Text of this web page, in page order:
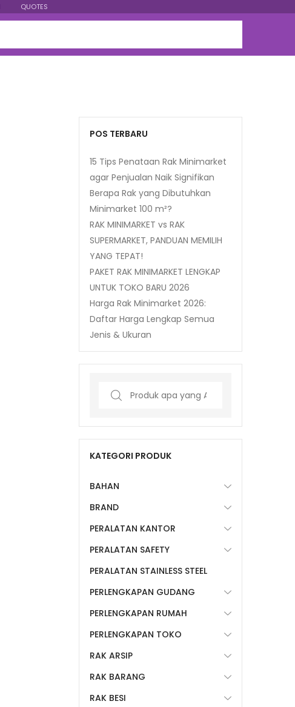
QUOTES
POS TERBARU
15 Tips Penataan Rak Minimarket
agar Penjualan Naik Signifikan
Berapa Rak yang Dibutuhkan
Minimarket 100 m²?
RAK MINIMARKET vs RAK
SUPERMARKET, PANDUAN MEMILIH
YANG TEPAT!
PAKET RAK MINIMARKET LENGKAP
UNTUK TOKO BARU 2026
Harga Rak Minimarket 2026:
Daftar Harga Lengkap Semua
Jenis & Ukuran
Search
KATEGORI PRODUK
BAHAN
BRAND
PERALATAN KANTOR
PERALATAN SAFETY
PERALATAN STAINLESS STEEL
PERLENGKAPAN GUDANG
PERLENGKAPAN RUMAH
PERLENGKAPAN TOKO
RAK ARSIP
RAK BARANG
RAK BESI